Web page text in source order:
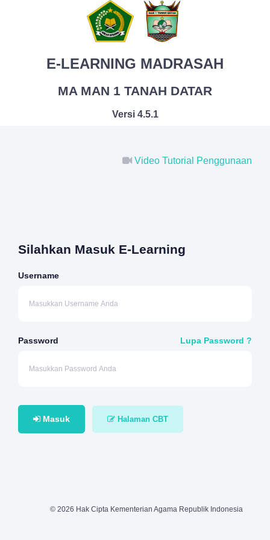
E-LEARNING MADRASAH
MA MAN 1 TANAH DATAR
Versi 4.5.1
Video Tutorial Penggunaan
Silahkan Masuk E-Learning
Username
Password Lupa Password ?
Masuk Halaman CBT
© 2026 Hak Cipta Kementerian Agama Republik Indonesia